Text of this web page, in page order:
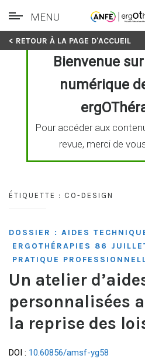
Skip
MENU
< RETOUR À LA PAGE D'ACCUEIL
Bienvenue
numérique
Pour accéder aux
revue, merci de
ÉTIQUETTE : CO-DESIGN
DOSSIER : AIDES
ERGOTHÉRAPIES 86
PRATIQUE
Un atelier
personnalisées
la reprise des
DOI : 10.60856/amsf-yg58